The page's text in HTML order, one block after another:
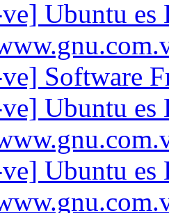
Ubuntu es
Software
Ubuntu es
Ubuntu es